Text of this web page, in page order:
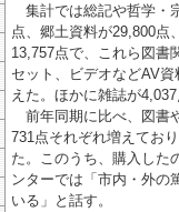
集計では総記や哲学・
点、郷土資料が29,800点
13,757点で、これら図書
セット、ビデオなどAV
えた。ほかに雑誌が
前年同期に比べ、図書
731点それぞれ増えてお
た。このうち、購入した
ンターでは「市内・外の
いる」と話す。